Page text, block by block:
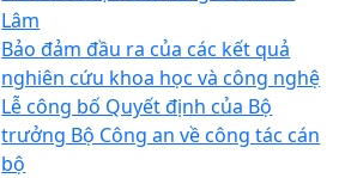
Lâm
Bảo đảm đầu ra của các kết quả
nghiên cứu khoa học và công nghệ
Lễ công bố Quyết định của Bộ
trưởng Bộ Công an về công tác cán
bộ